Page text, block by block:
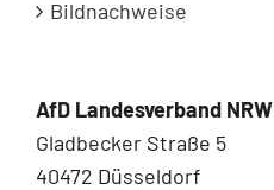
Bildnachweise
AfD Landesverband NRW
Gladbecker Straße 5
40472 Düsseldorf